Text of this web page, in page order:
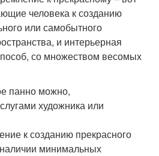
человека к созданию
или самобытного
и интерьерная
со множеством весомых
панно можно,
художника или
к созданию прекрасного
минимальных